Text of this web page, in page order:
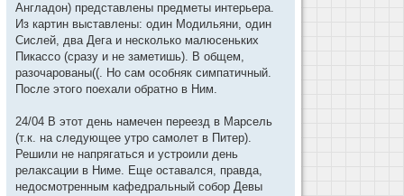
Англадон) представлены предметы интерьера.
Из картин выставлены: один Модильяни, один
Сислей, два Дега и несколько малюсеньких
Пикассо (сразу и не заметишь). В общем,
разочарованы((. Но сам особняк симпатичный.
После этого поехали обратно в Ним.
24/04 В этот день намечен переезд в Марсель
(т.к. на следующее утро самолет в Питер).
Решили не напрягаться и устроили день
релаксации в Ниме. Еще оставался, правда,
недосмотренным кафедральный собор Девы